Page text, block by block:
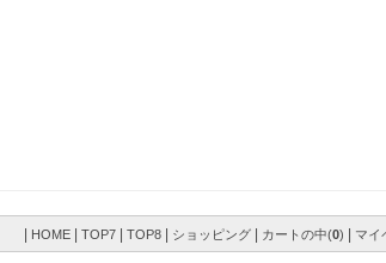
| HOME | TOP7 | TOP8 | ショッピング | カートの中(0) | マイ